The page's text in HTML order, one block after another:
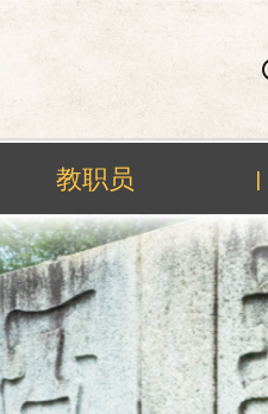
教职员 |